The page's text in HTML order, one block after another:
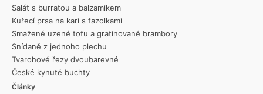
Salát s burratou a balzamikem
Kuřecí prsa na kari s fazolkami
Smažené uzené tofu a gratinované brambory
Snídaně z jednoho plechu
Tvarohové řezy dvoubarevné
České kynuté buchty
Články